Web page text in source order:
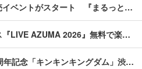
イベントがスタート 『まるっと…
『LIVE AZUMA 2026』無料で楽…
年記念「キンキンキングダム」渋…